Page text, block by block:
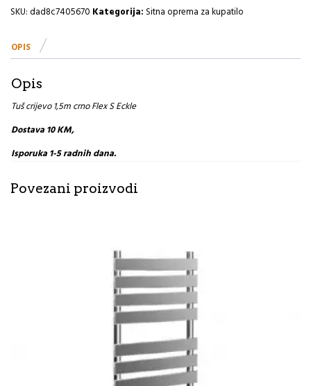
Flex
Eckle
SKU: dad8c7405670 Kategorija: Sitna oprema za kupatilo
OPIS
Opis
Tuš crijevo 1,5m crno Flex S Eckle
Dostava 10 KM,
Isporuka 1-5 radnih dana.
Povezani proizvodi